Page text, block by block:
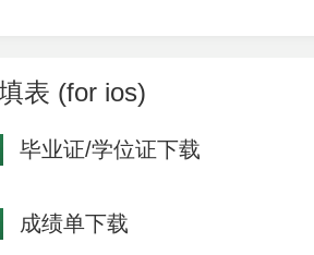
表 (for ios)
毕业证/学位证下载
成绩单下载